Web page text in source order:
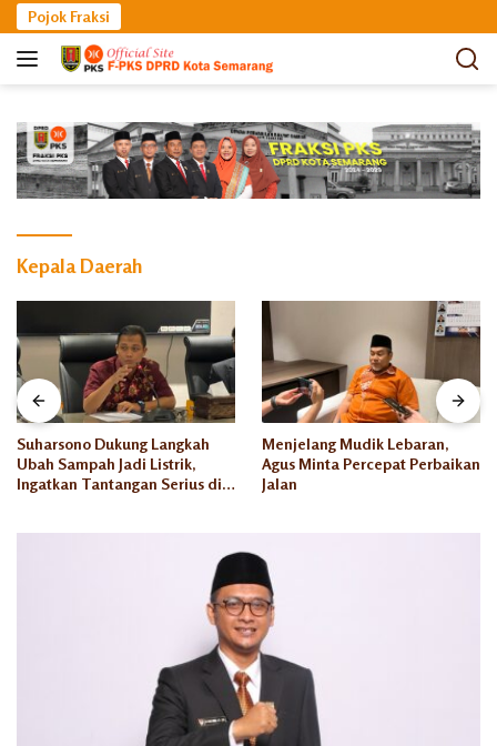
Langsung
ke
konten
Pojok Fraksi
Kepala Daerah
Suharsono Dukung Langkah
Ubah Sampah Jadi Listrik,
Ingatkan Tantangan Serius di
Menjelang Mudik Lebaran,
Agus Minta Percepat Perbaikan
Jalan